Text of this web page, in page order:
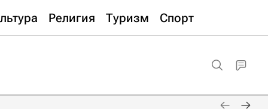
Религия Туризм Спорт